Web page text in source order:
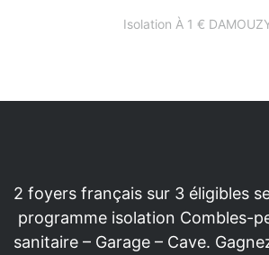
Isolation À 1 €
2 foyers français sur 3 éligibles
programme isolation Combles-
sanitaire – Garage – Cave.